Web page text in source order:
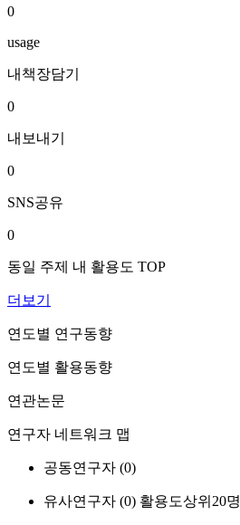
0
usage
내책장담기
0
내보내기
0
SNS공유
0
동일 주제 내 활용도 TOP
더보기
연도별 연구동향
연도별 활용동향
연관논문
연구자 네트워크 맵
공동연구자 (0)
유사연구자 (0) 활용도상위20명